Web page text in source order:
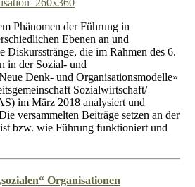
Phänomen der Führung in
Ebenen an und
Diskursstränge, die im Rahmen des 6.
in der Sozial- und
Denk- und Organisationsmodelle»
Sozialwirtschaft/
im März 2018 analysiert und
versammelten Beiträge setzen an der
bzw. wie Führung funktioniert und
Organisationen